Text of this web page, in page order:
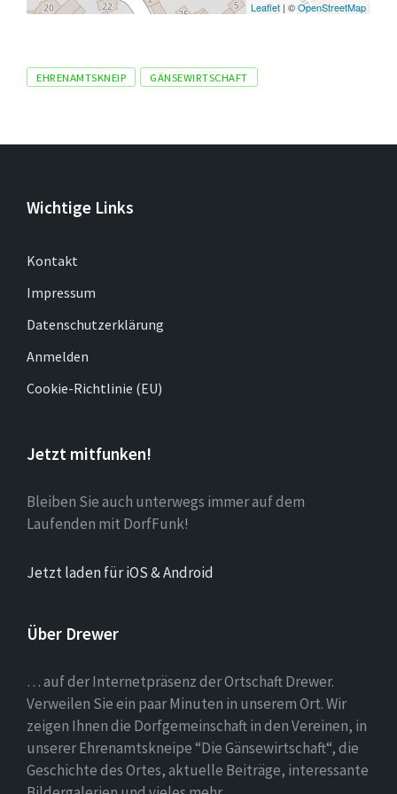
Leaflet | ©OpenStreetMap
Tags
EHRENAMTSKNEIP GÄNSEWIRTSCHAFT
Wichtige Links
Kontakt
Impressum
Datenschutzerklärung
Anmelden
Cookie-Richtlinie (EU)
Jetzt mitfunken!
Bleiben Sie auch unterwegs immer auf dem
Laufenden mit DorfFunk!
Jetzt laden für iOS & Android
Über Drewer
… auf der Internetpräsenz der Ortschaft Drewer.
Verweilen Sie ein paar Minuten in unserem Ort. Wir
zeigen Ihnen die Dorfgemeinschaft in den Vereinen, in
unserer Ehrenamtskneipe “Die Gänsewirtschaft“, die
Geschichte des Ortes, aktuelle Beiträge, interessante